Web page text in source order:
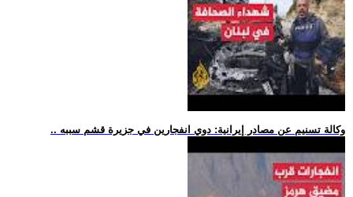
.. وكالة تسنيم عن مصادر إيرانية: دوي انفجارين في جزيرة قشم سببه